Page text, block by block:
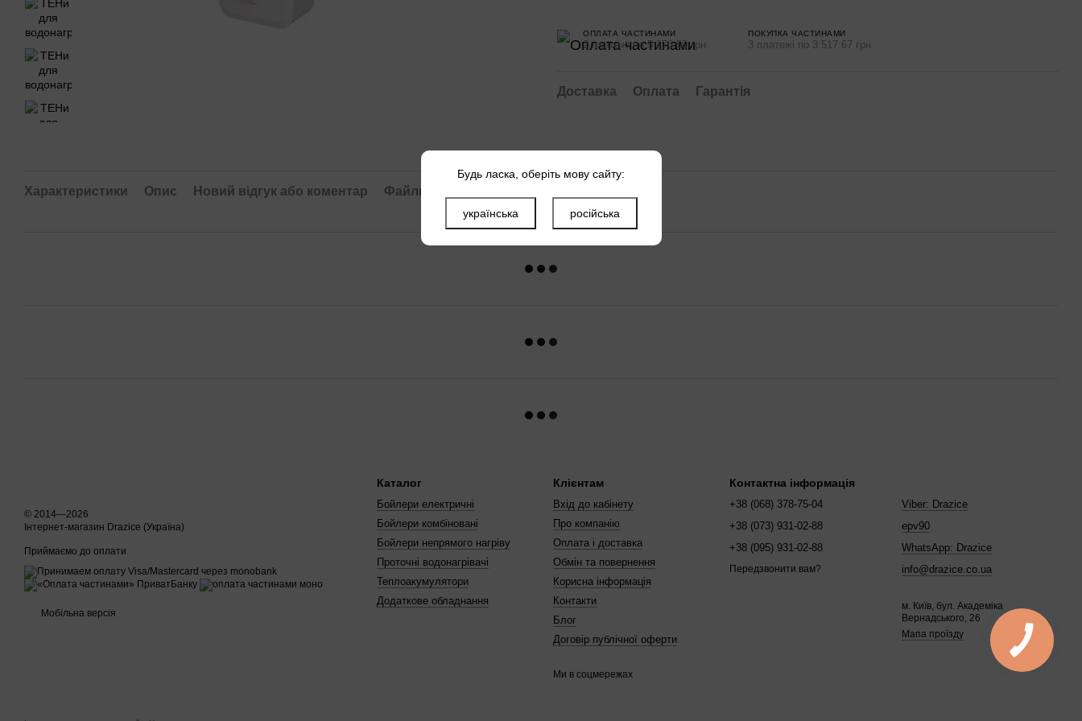
ОПЛАТА ЧАСТИНАМИ
2 платежі по 5 276.50 грн
ПОКУПКА ЧАСТИНАМИ
3 платежі по 3 517.67 грн
Доставка Оплата Гарантія
Характеристики Опис Новий відгук або коментар Файли
© 2014—2026
Інтернет-магазин Drazice (Україна)
Приймаємо до оплати
Мобільна версія
Каталог
Бойлери електричні
Бойлери комбіновані
Бойлери непрямого нагріву
Проточні водонагрівачі
Теплоакумулятори
Додаткове обладнання
Клієнтам
Вхід до кабінету
Про компанію
Оплата і доставка
Обмін та повернення
Корисна інформація
Контакти
Блог
Договір публічної оферти
Ми в соцмережах
Контактна інформація
+38 (068) 378-75-04
+38 (073) 931-02-88
+38 (095) 931-02-88
Передзвонити вам?
Viber: Drazice
epv90
WhatsApp: Drazice
info@drazice.co.ua
м. Київ, бул. Академіка
Вернадського, 26
Мапа проїзду
Будь ласка, оберіть мову сайту:
українська російська